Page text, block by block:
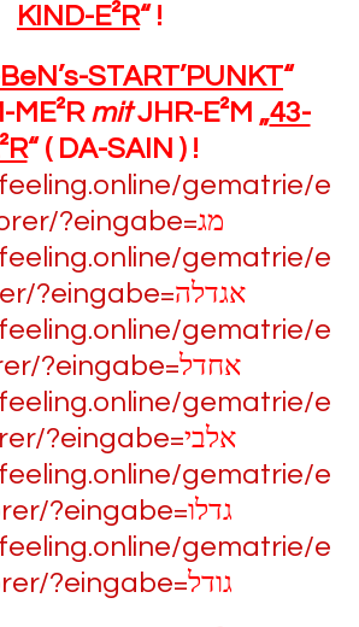
KIND-E²R“ !
BeN’s-START’PUNKT“
ME²R mitJHR-E²M „43-
“ ( DA-SAIN ) !
gematrie/e
?eingabe=מג
gematrie/e
?eingabe=אגדלה
gematrie/e
?eingabe=אחדל
gematrie/e
?eingabe=אלבי
gematrie/e
?eingabe=גדלו
gematrie/e
?eingabe=גודל